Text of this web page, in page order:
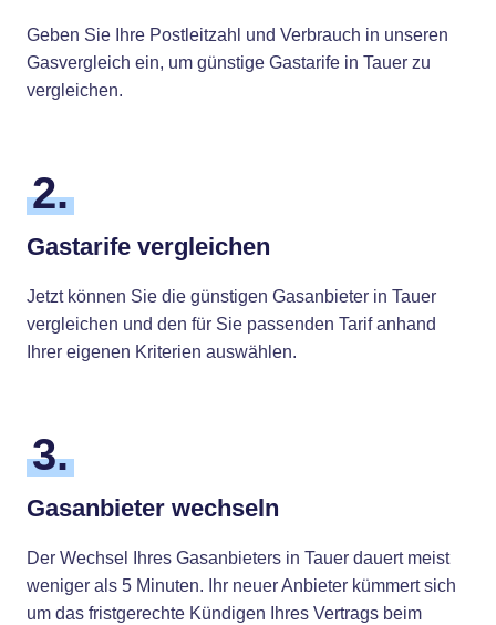
Geben Sie Ihre Postleitzahl und Verbrauch in unseren
Gasvergleich ein, um günstige Gastarife in Tauer zu
vergleichen.
2.
Gastarife vergleichen
Jetzt können Sie die günstigen Gasanbieter in Tauer
vergleichen und den für Sie passenden Tarif anhand
Ihrer eigenen Kriterien auswählen.
3.
Gasanbieter wechseln
Der Wechsel Ihres Gasanbieters in Tauer dauert meist
weniger als 5 Minuten. Ihr neuer Anbieter kümmert sich
um das fristgerechte Kündigen Ihres Vertrags beim